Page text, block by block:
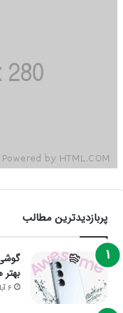
پربازدیدترین مطالب
6 آبان 1403